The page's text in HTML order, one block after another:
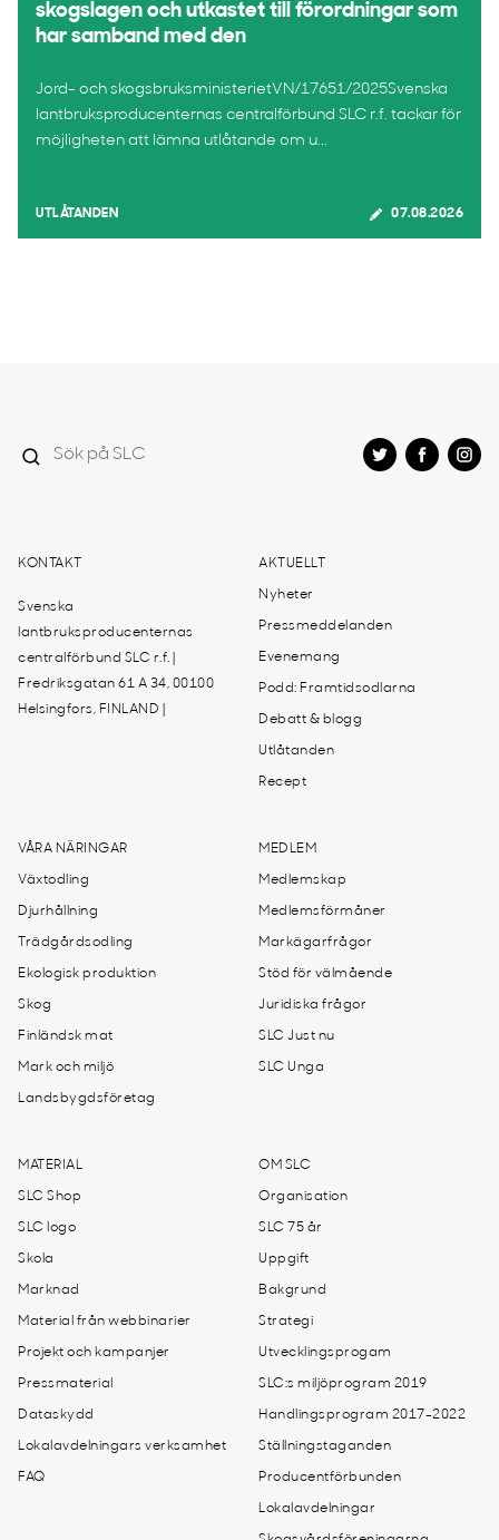
skogslagen och utkastet till förordningar som
har samband med den
Jord- och skogsbruksministerietVN/17651/2025Svenska
lantbruksproducenternas centralförbund SLC r.f. tackar för
möjligheten att lämna utlåtande om u...
UTLÅTANDEN 07.08.2026
KONTAKT
Svenska
lantbruksproducenternas
centralförbund SLC r.f. |
Fredriksgatan 61 A 34, 00100
Helsingfors, FINLAND |
AKTUELLT
Nyheter
Pressmeddelanden
Evenemang
Podd: Framtidsodlarna
Debatt & blogg
Utlåtanden
Recept
VÅRA NÄRINGAR
Växtodling
Djurhållning
Trädgårdsodling
Ekologisk produktion
Skog
Finländsk mat
Mark och miljö
Landsbygdsföretag
MEDLEM
Medlemskap
Medlemsförmåner
Markägarfrågor
Stöd för välmående
Juridiska frågor
SLC Just nu
SLC Unga
MATERIAL
SLC Shop
SLC logo
Skola
Marknad
Material från webbinarier
Projekt och kampanjer
Pressmaterial
Dataskydd
Lokalavdelningars verksamhet
FAQ
OM SLC
Organisation
SLC 75 år
Uppgift
Bakgrund
Strategi
Utvecklingsprogam
SLC:s miljöprogram 2019
Handlingsprogram 2017-2022
Ställningstaganden
Producentförbunden
Lokalavdelningar